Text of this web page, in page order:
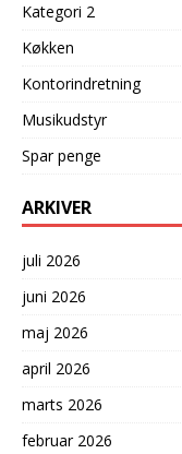
Kategori 2
Køkken
Kontorindretning
Musikudstyr
Spar penge
ARKIVER
juli 2026
juni 2026
maj 2026
april 2026
marts 2026
februar 2026